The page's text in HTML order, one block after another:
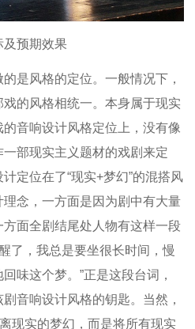
预期效果
风格的定位。一般情况下，
的风格相统一。本身属于现实
音响设计风格定位上，没有像
部现实主义题材的戏剧来定
定位在了“现实+梦幻”的混搭风
念，一方面是因为剧中有大量
方面全剧结尾处 人物有这样一段
了，我总是要坐很长时间，慢
味这个梦。”正是这段台词，
音响设计风格的钥匙。当然，
现实的梦幻，而是将所有现实